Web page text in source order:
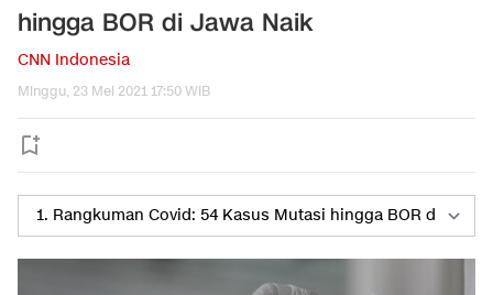
hingga BOR di Jawa Naik
CNN Indonesia
Minggu, 23 Mei 2021 17:50 WIB